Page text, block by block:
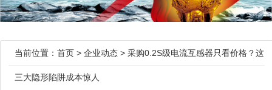
当前位置：首页 >企业动态 >采购0.2S级电流互感器只看价格？这
三大隐形陷阱成本惊人